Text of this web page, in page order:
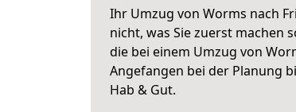
Ihr Umzug von Worms nach
nicht, was Sie zuerst machen
die bei einem Umzug von
Angefangen bei der Planung
Hab & Gut.